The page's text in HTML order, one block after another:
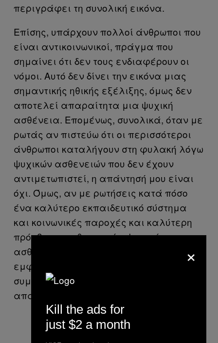
περιγράφει τη συνολική εικόνα.
Επίσης, υπάρχουν πολλοί άνθρωποι που
είναι αντικοινωνικοί, πράγμα που
σημαίνει ότι δεν τους ενδιαφέρουν οι
νόμοι. Αυτό δεν δίνει την εικόνα μιας
σημαντικής ηθικής εξέλιξης, όμως δεν
αποτελεί απαραίτητα μια ψυχική
ασθένεια. Επομένως, συνολικά, όταν με
ρωτάς αν πιστεύω ότι οι περισσότεροι
άνθρωποι καταλήγουν στη φυλακή λόγω
ψυχικών ασθενειών που δεν έχουν
αντιμετωπιστεί, η απάντησή μου είναι
όχι. Όμως, αν με ρωτήσεις κατά πόσο
ένα καλύτερο εκπαιδευτικό σύστημα
και κοινωνικές παροχές και καλύτερη
πρόσβαση σε θεραπεία ψυχικών
ασθενειών μειώνει τις πιθανότητες
εμφάνισης εγκληματικών
συμπεριφορών στους ανθρώπους, η
απάντησή μου είναι σαφώς ναι.
×
Kill the ads for
just $2 a month